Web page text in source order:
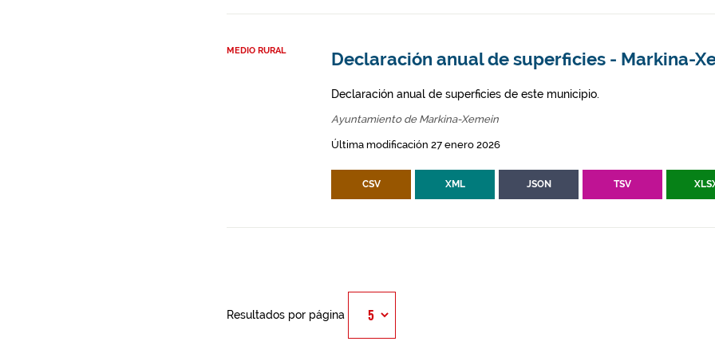
MEDIO RURAL Declaración anual de superficies - Markina-
Declaración anual de superficies de este municipio.
Ayuntamiento de Markina-Xemein
Última modificación 27 enero 2026
CSV XML JSON TSV
Resultados por página